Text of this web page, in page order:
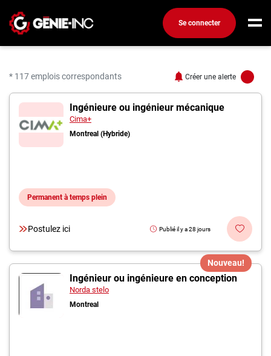
Se connecter
Créez un compte
Emplois
Recherchez un emploi
Compagnies
Ma boîte à outils
Conseils carrière
Inscrivez-vous à l'infolettre
* 117 emplois correspondants Créer une alerte
117 offres pour
Ingénieure ou ingénieur mécanique
Cima+
Montreal (Hybride)
Permanent à temps plein
Postulez ici Publié il y a 28 jours
Nouveau!
Ingénieur ou ingénieure en conception
Norda stelo
Montreal